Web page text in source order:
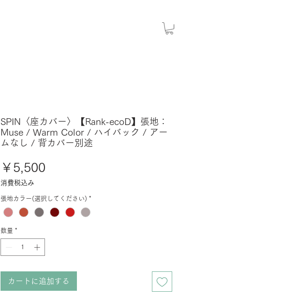
SPIN〈座カバー〉【Rank-ecoD】張地：
Muse / Warm Color / ハイバック / アー
ムなし / 背カバー別途
￥5,500
消費税込み
張地カラー(選択してください) *
数量 *
カートに追加する